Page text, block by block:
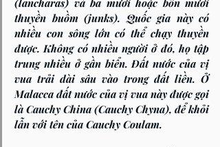
(lancharas) và ba mươi hoặc bốn mươi
thuyền buồm (junks). Quốc gia này có
nhiều con sông lớn có thể chạy thuyền
được. Không có nhiều người ở đó, họ tập
trung nhiều ở gần biển. Đất nước của vị
vua trải dài sâu vào trong đất liền. Ở
Malacca đất nước của vị vua này được gọi
là Cauchy China (Cauchy Chyna), để khỏi
lẫn với tên của Cauchy Coulam.